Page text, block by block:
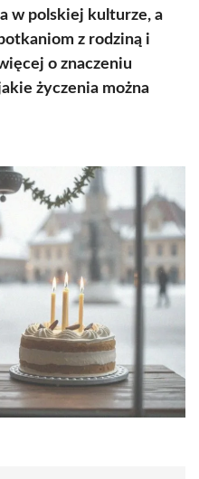
w polskiej kulturze, a
z rodziną i
o znaczeniu
życzenia można